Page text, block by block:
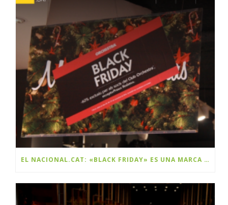
EL NACIONAL.CAT: «BLACK FRIDAY» ES UNA MARCA Y ES CATALANA